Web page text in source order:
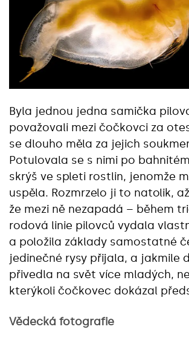
Byla jednou jedna samička
považovali mezi čočkovci za
se dlouho měla za jejich
Potulovala se s nimi po
skrýš ve spleti rostlin, jenomže
uspěla. Rozmrzelo ji to natolik,
že mezi ně nezapadá – během
rodová linie pilovců vydala
a položila základy samostatné
jedinečné rysy přijala, a jakmile
přivedla na svět více mladých,
kterýkoli čočkovec dokázal
Vědecká fotografie